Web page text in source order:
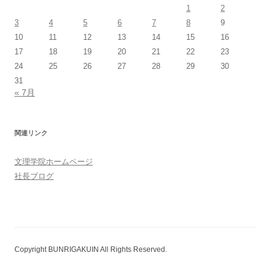
1
2
3
4 5 6 7 8
9
10
11 12 13 14 15
16
17
18 19 20 21 22
23
24
25 26 27 28 29
30
31
« 7月
関連リンク
文理学院ホームページ
社長ブログ
Copyright BUNRIGAKUIN All Rights Reserved.